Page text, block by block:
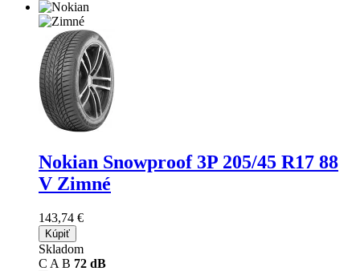
Nokian Snowproof 3P 205/45 R17 88
V Zimné
143,74 €
Kúpiť
Skladom
C A B 72 dB